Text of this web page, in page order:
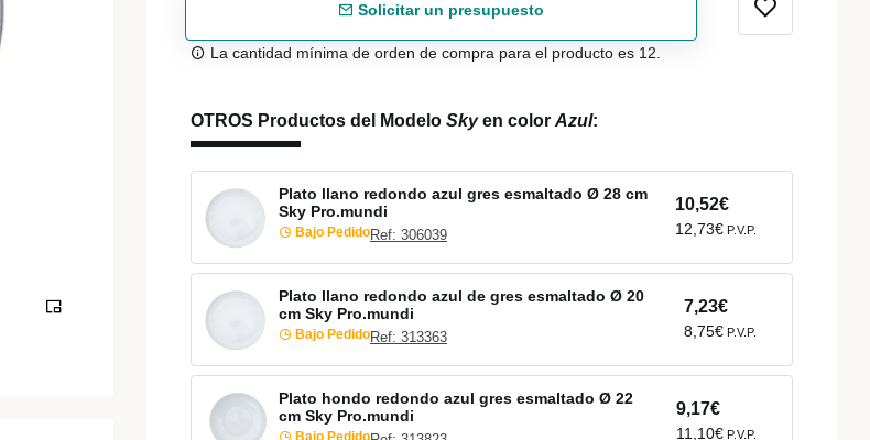
Solicitar un presupuesto
La cantidad mínima de orden de compra para el producto es 12.
OTROS Productos del Modelo Skyen color Azul:
Plato llano redondo azul gres esmaltado Ø 28 cm
Sky Pro.mundi
Bajo PedidoRef: 306039
10,52€
12,73€ P.V.P.
Plato llano redondo azul de gres esmaltado Ø 20
cm Sky Pro.mundi
Bajo PedidoRef: 313363
7,23€
8,75€ P.V.P.
Plato hondo redondo azul gres esmaltado Ø 22
cm Sky Pro.mundi
Bajo Pedido
9,17€
11,10€ P.V.P.